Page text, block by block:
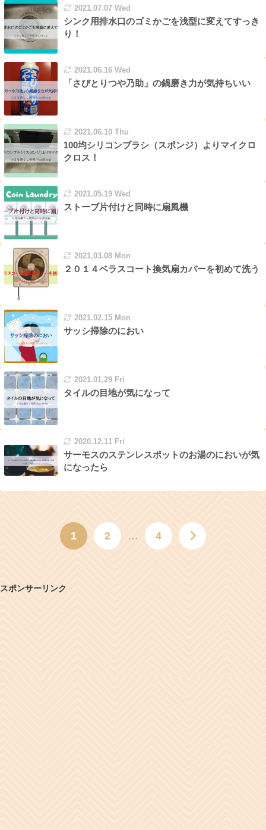
2021.07.07 Wed
シンク用排水口のゴミかごを浅型に変えてすっき
り！
2021.06.16 Wed
「さびとりつや乃助」の鍋磨き力が気持ちいい
2021.06.10 Thu
100均シリコンブラシ（スポンジ）よりマイクロ
クロス！
2021.05.19 Wed
ストーブ片付けと同時に扇風機
2021.03.08 Mon
２０１４ベラスコート換気扇カバーを初めて洗う
2021.02.15 Mon
サッシ掃除のにおい
2021.01.29 Fri
タイルの目地が気になって
2020.12.11 Fri
サーモスのステンレスポットのお湯のにおいが気
になったら
1 2 … 4
スポンサーリンク